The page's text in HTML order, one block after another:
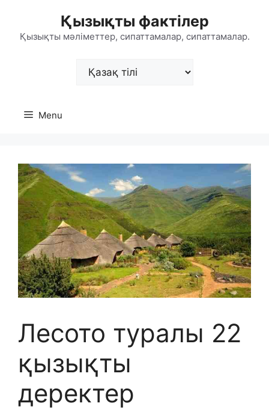
content
Қызықты фактілер
Қызықты мәліметтер, сипаттамалар, сипаттамалар.
Choose
Menu
Лесото туралы 22
қызықты
деректер